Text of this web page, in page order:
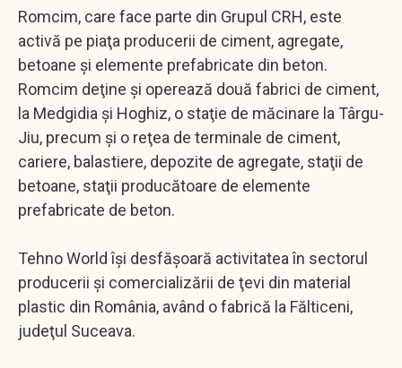
Romcim, care face parte din Grupul CRH, este
activă pe piaţa producerii de ciment, agregate,
betoane şi elemente prefabricate din beton.
Romcim deţine şi operează două fabrici de ciment,
la Medgidia şi Hoghiz, o staţie de măcinare la Târgu-
Jiu, precum şi o reţea de terminale de ciment,
cariere, balastiere, depozite de agregate, staţii de
betoane, staţii producătoare de elemente
prefabricate de beton.
Tehno World îşi desfăşoară activitatea în sectorul
producerii şi comercializării de ţevi din material
plastic din România, având o fabrică la Fălticeni,
judeţul Suceava.